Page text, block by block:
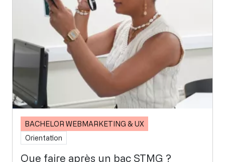
BACHELOR WEBMARKETING & UX
Orientation
Que faire après un bac STMG ?